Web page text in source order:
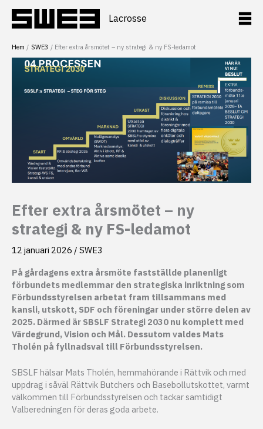
innehåll
Lacrosse
Hem SWE3 Efter extra årsmötet – ny strategi & ny FS-ledamot
Efter extra årsmötet – ny
strategi & ny FS-ledamot
12 januari 2026 / SWE3
På gårdagens extra årsmöte fastställde planenligt
förbundets medlemmar den strategiska inriktning som
Förbundsstyrelsen arbetat fram tillsammans med
kansli, utskott, SDF och föreningar under större delen av
2025. Därmed är SBSLF Strategi 2030 nu komplett med
Värdegrund, Vision och Mål. Dessutom valdes Mats
Tholén på fyllnadsval till Förbundsstyrelsen.
SBSLF hälsar Mats Tholén, hemmahörande i Rättvik och med
uppdrag i såväl Rättvik Butchers och Basebollutskottet, varmt
välkommen till Förbundsstyrelsen och tackar samtidigt
Valberedningen för deras goda arbete.